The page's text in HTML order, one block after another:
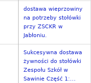
dostawa wieprzowiny
na potrzeby stołówki
przy ZSCKR w
Jabłoniu.
Sukcesywna dostawa
żywności do stołówki
Zespołu Szkół w
Sawinie Część 1:...